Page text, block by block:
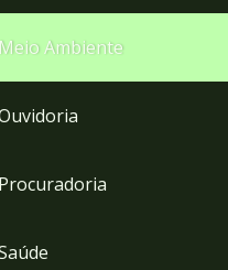
Meio Ambiente
Procuradoria